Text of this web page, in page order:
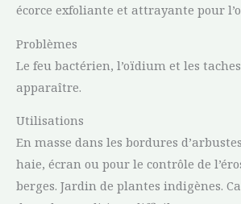
écorce exfoliante et attrayante pour
Problèmes
Le feu bactérien, l’oïdium et les
apparaître.
Utilisations
En masse dans les bordures
haie, écran ou pour le contrôle de
berges. Jardin de plantes indigènes.